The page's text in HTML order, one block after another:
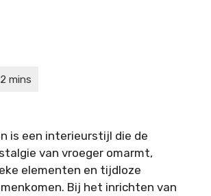
is een interieurstijl die de
van vroeger omarmt,
elementen en tijdloze
Bij het inrichten van